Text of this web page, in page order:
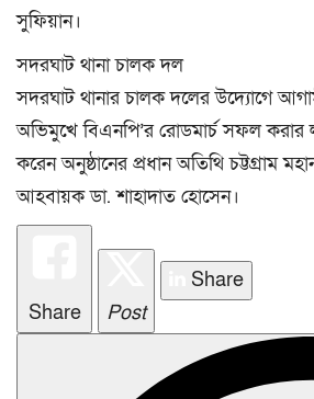
সুফিয়ান।
সদরঘাট থানা চালক দল
সদরঘাট থানার চালক দলের উদ্যোগে
অভিমুখে বিএনপি’র রোডমার্চ সফল করার
করেন অনুষ্ঠানের প্রধান অতিথি চট্টগ্রাম
আহবায়ক ডা. শাহাদাত হোসেন।
Share Post
Share